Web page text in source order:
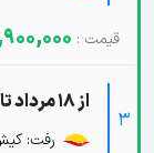
3
از 18 مرداد تا 21 مرداد
رفت: